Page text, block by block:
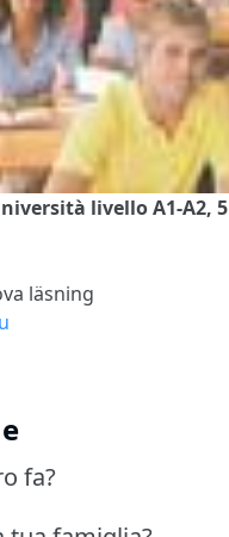
livello A1-A2,
läsning
fa?